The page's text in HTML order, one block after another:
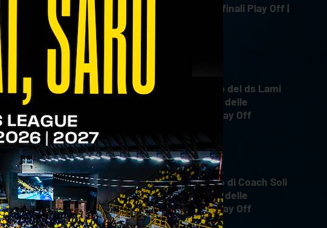
Gara 4 Semifinali Play Off |
Il commento del ds Lami
dopo Gara 4 delle
Semifinali Play Off
INTERVIEWS
18 aprile 2026
Il commento di Coach Soli
dopo Gara 4 delle
Semifinali Play Off